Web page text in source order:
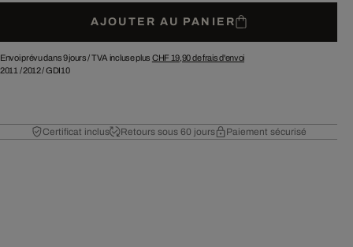
AJOUTER AU PANIER
Envoi prévu dans 9 jours /TVA incluse plus CHF 19,90de frais d'envoi
2011 /2012/GDI10
Certificat inclus Retours sous 60 jours Paiement sécurisé